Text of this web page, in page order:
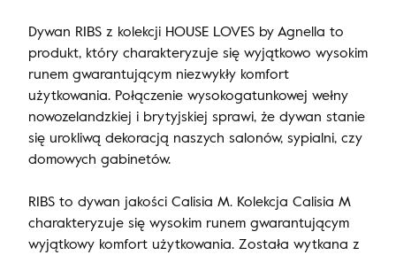
Dywan RIBS z kolekcji HOUSE LOVES by Agnella to
produkt, który charakteryzuje się wyjątkowo wysokim
runem gwarantującym niezwykły komfort
użytkowania. Połączenie wysokogatunkowej wełny
nowozelandzkiej i brytyjskiej sprawi, że dywan stanie
się urokliwą dekoracją naszych salonów, sypialni, czy
domowych gabinetów.
RIBS to dywan jakości Calisia M. Kolekcja Calisia M
charakteryzuje się wysokim runem gwarantującym
wyjątkowy komfort użytkowania. Została wytkana z